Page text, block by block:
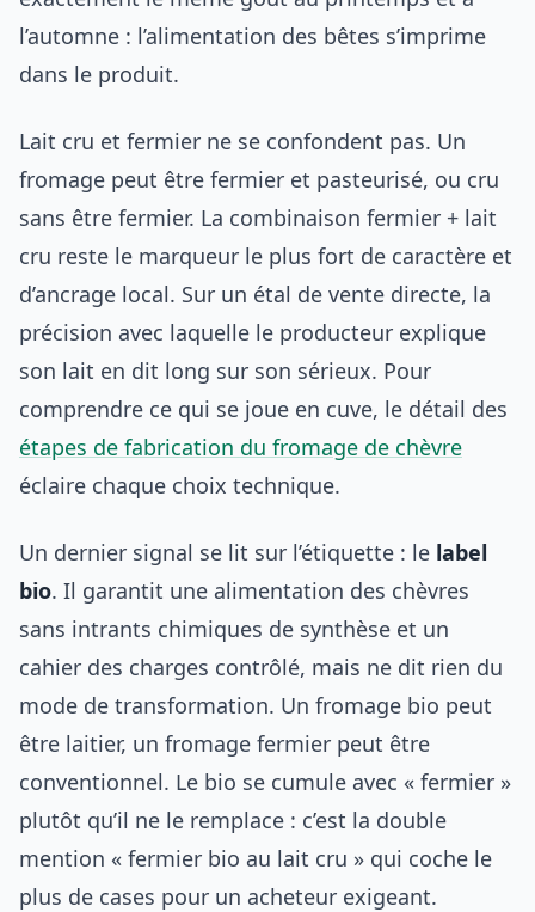
l’automne : l’alimentation des bêtes s’imprime
dans le produit.
Lait cru et fermier ne se confondent pas. Un
fromage peut être fermier et pasteurisé, ou cru
sans être fermier. La combinaison fermier + lait
cru reste le marqueur le plus fort de caractère et
d’ancrage local. Sur un étal de vente directe, la
précision avec laquelle le producteur explique
son lait en dit long sur son sérieux. Pour
comprendre ce qui se joue en cuve, le détail des
étapes de fabrication du fromage de chèvre
éclaire chaque choix technique.
Un dernier signal se lit sur l’étiquette : le label
bio. Il garantit une alimentation des chèvres
sans intrants chimiques de synthèse et un
cahier des charges contrôlé, mais ne dit rien du
mode de transformation. Un fromage bio peut
être laitier, un fromage fermier peut être
conventionnel. Le bio se cumule avec « fermier »
plutôt qu’il ne le remplace : c’est la double
mention « fermier bio au lait cru » qui coche le
plus de cases pour un acheteur exigeant.